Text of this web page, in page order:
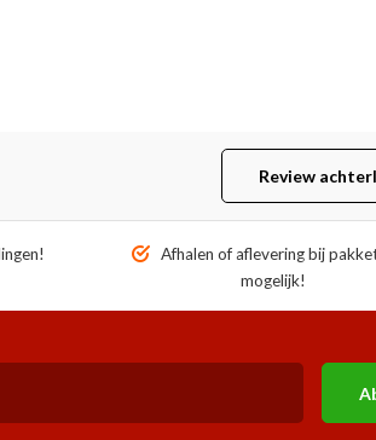
Review
Afhalen of aflevering bij
mogelijk!